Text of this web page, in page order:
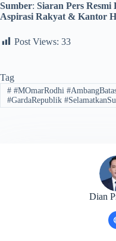
Sumber: Siaran Pers
Aspirasi Rakyat & Kantor
Post Views: 33
Tag
##MOmarRodhi
#GardaRepublik
Dian